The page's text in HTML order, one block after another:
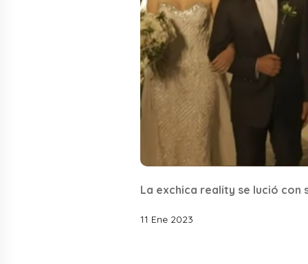
La exchica reality se lució con
11 Ene 2023